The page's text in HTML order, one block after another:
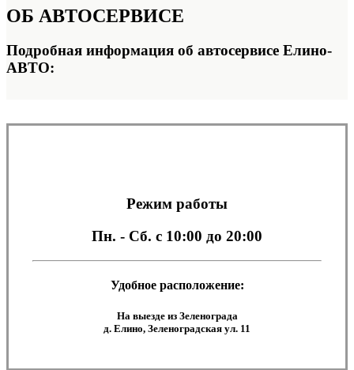
ОБ АВТОСЕРВИСЕ
Подробная информация об автосервисе Елино-
АВТО:
Режим работы
Пн. - Сб. с 10:00 до 20:00
Удобное расположение:
На выезде из Зеленограда
д. Елино, Зеленоградская ул. 11